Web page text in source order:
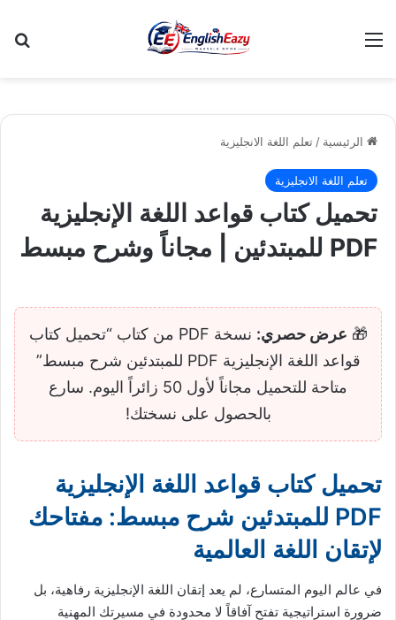
القائمة
الرئيسية / تعلم اللغة الانجليزية
تعلم اللغة الانجليزية
تحميل كتاب قواعد اللغة الإنجليزية
PDF للمبتدئين | مجاناً وشرح مبسط
🎁 عرض حصري:
نسخة PDF من كتاب “تحميل كتاب
قواعد اللغة الإنجليزية PDF للمبتدئين شرح مبسط”
متاحة للتحميل مجاناً لأول 50 زائراً اليوم. سارع
بالحصول على نسختك!
تحميل كتاب قواعد اللغة الإنجليزية
PDF للمبتدئين شرح مبسط: مفتاحك
لإتقان اللغة العالمية
في عالم اليوم المتسارع، لم يعد إتقان اللغة الإنجليزية رفاهية، بل
ضرورة استراتيجية تفتح آفاقاً لا محدودة في مسيرتك المهنية